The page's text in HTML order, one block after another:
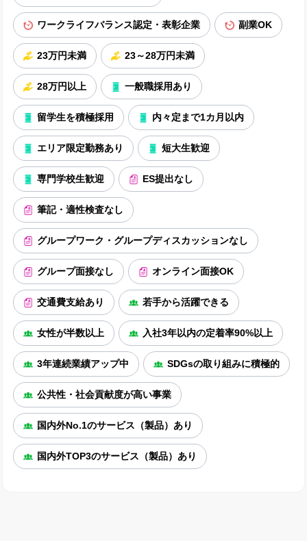
ワークライフバランス認定・表彰企業 副業OK
23万円未満 23～28万円未満
28万円以上 一般職採用あり
留学生を積極採用 内々定まで1カ月以内
エリア限定勤務あり 短大生歓迎
専門学校生歓迎 ES提出なし
筆記・適性検査なし
グループワーク・グループディスカッションなし
グループ面接なし オンライン面接OK
交通費支給あり 若手から活躍できる
女性が半数以上 入社3年以内の定着率90%以上
3年連続業績アップ中 SDGsの取り組みに積極的
公共性・社会貢献度が高い事業
国内外No.1のサービス（製品）あり
国内外TOP3のサービス（製品）あり